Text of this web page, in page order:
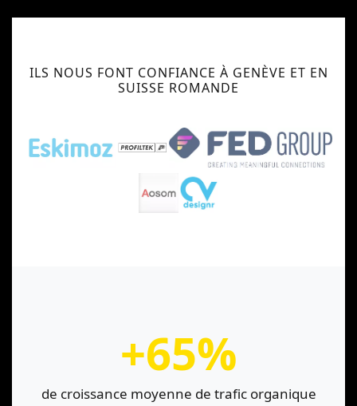
ILS NOUS FONT CONFIANCE À GENÈVE ET EN
SUISSE ROMANDE
+65%
de croissance moyenne de trafic organique